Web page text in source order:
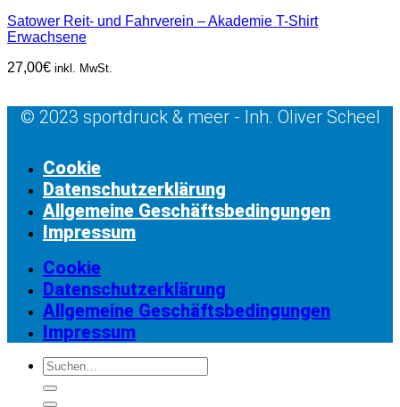
Satower Reit- und Fahrverein – Akademie T-Shirt
Erwachsene
27,00€ inkl. MwSt.
© 2023 sportdruck & meer - Inh. Oliver Scheel
Cookie
Datenschutzerklärung
Allgemeine Geschäftsbedingungen
Impressum
Cookie
Datenschutzerklärung
Allgemeine Geschäftsbedingungen
Impressum
Suchen
nach: